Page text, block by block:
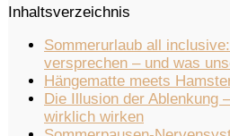
Inhaltsverzeichnis
Sommerurlaub all
versprechen – und was
Hängematte meets
Die Illusion der Ablenkung
wirklich wirken